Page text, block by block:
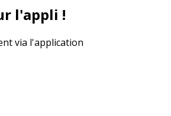
l'appli !
via l'application